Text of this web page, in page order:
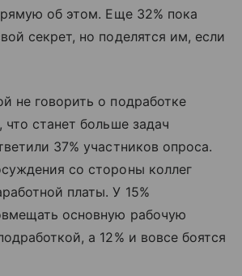
об этом. Еще 32% пока
секрет, но поделятся им, если
не говорить о подработке
что станет больше задач
37% участников опроса.
со стороны коллег
платы. У 15%
основную рабочую
а 12% и вовсе боятся